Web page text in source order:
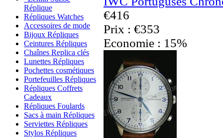
Réplique
Répliques Watches
Accessoires de mode
Bijoux Répliques
Ceintures Répliques
Chaînes Replica clés
Lunettes Répliques
Pochettes cosmétiques
Portefeuilles Répliques
Répliques Coffrets
Cadeaux
Répliques Foulards
Sacs à main Répliques
Serviettes Répliques
Stylos Répliques
€416
Prix : €353
Economie : 15%